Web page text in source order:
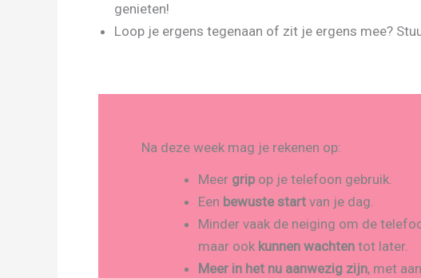
genieten!
Loop je ergens tegenaan of zit je ergens mee?
Na deze week mag je rekenen op:
Meer grip op je telefoon gebruik.
Een bewuste startvan je dag.
Minder vaak de neiging om de
maar ook kunnen wachtentot later.
Meer in het nu aanwezig zijn, met